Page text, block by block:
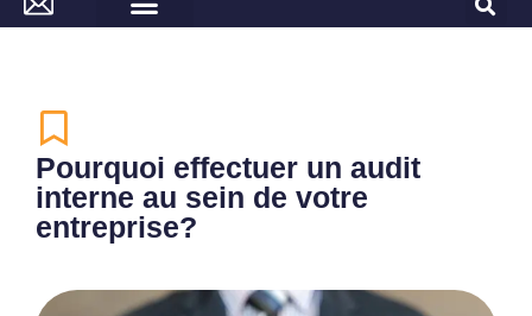
Pourquoi effectuer un audit
interne au sein de votre
entreprise?